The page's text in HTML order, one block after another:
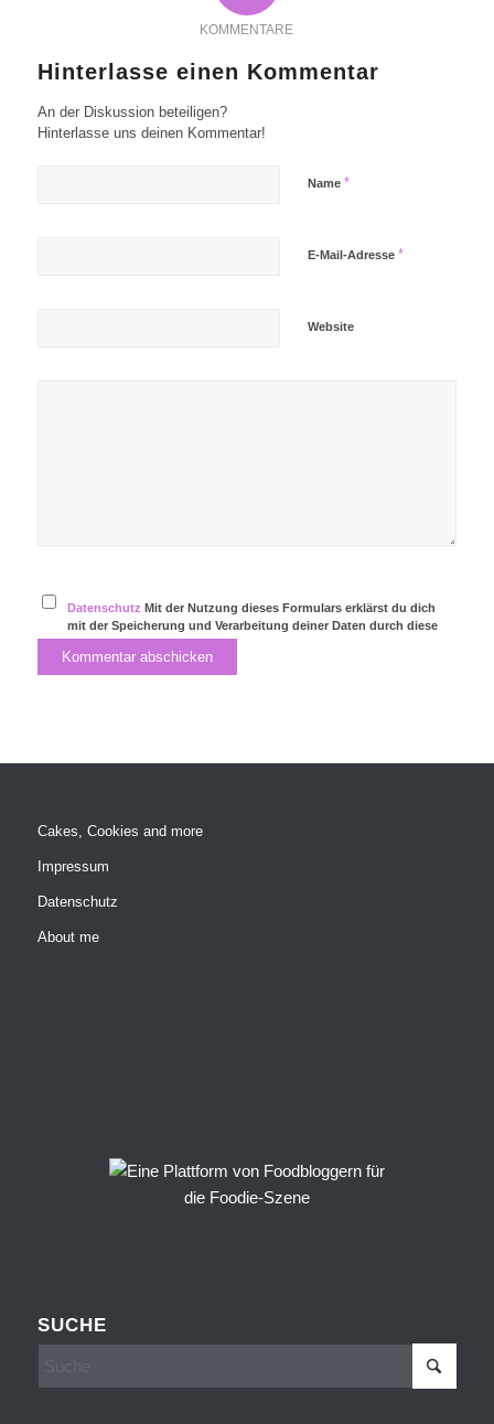
KOMMENTARE
Hinterlasse einen Kommentar
An der Diskussion beteiligen?
Hinterlasse uns deinen Kommentar!
Name *
E-Mail-Adresse *
Website
Datenschutz Mit der Nutzung dieses Formulars erklärst du dich
mit der Speicherung und Verarbeitung deiner Daten durch diese
Cakes, Cookies and more
Impressum
Datenschutz
About me
SUCHE